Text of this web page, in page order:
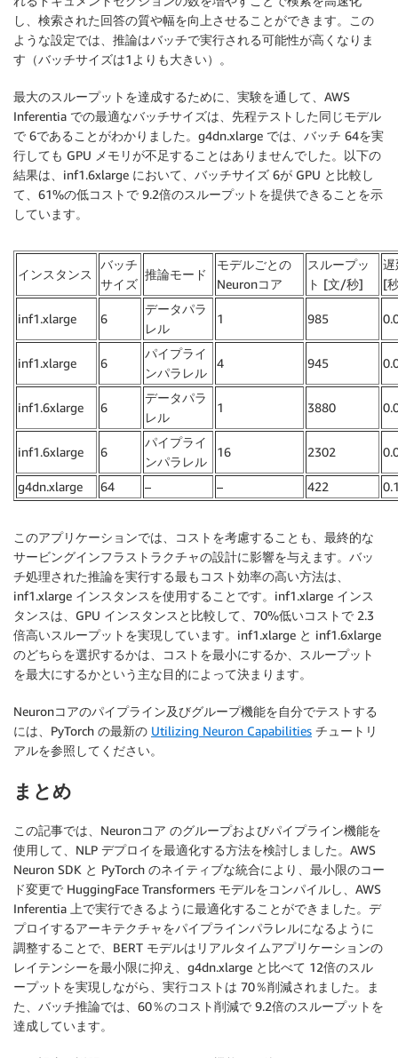
し、検索された回答の質や幅を向上させることができます。この
ような設定では、推論はバッチで実行される可能性が高くなりま
す（バッチサイズは1よりも大きい）。
最大のスループットを達成するために、実験を通して、AWS
Inferentia での最適なバッチサイズは、先程テストした同じモデル
で 6であることがわかりました。g4dn.xlarge では、バッチ 64を実
行しても GPU メモリが不足することはありませんでした。以下の
結果は、inf1.6xlarge において、バッチサイズ 6が GPU と比較し
て、61%の低コストで 9.2倍のスループットを提供できることを示
しています。
インスタンス
バッチ
サイズ
推論モード
モデルごとの
Neuronコア
スループッ
ト [文/秒]
遅
[
inf1.xlarge 6
データパラ
レル
1 985
inf1.xlarge 6
パイプライ
ンパラレル
4 945
inf1.6xlarge 6
データパラ
レル
1 3880
inf1.6xlarge 6
パイプライ
ンパラレル
16 2302
g4dn.xlarge 64 – – 422
このアプリケーションでは、コストを考慮することも、最終的な
サービングインフラストラクチャの設計に影響を与えます。バッ
チ処理された推論を実行する最もコスト効率の高い方法は、
inf1.xlarge インスタンスを使用することです。inf1.xlarge インス
タンスは、GPU インスタンスと比較して、70%低いコストで 2.3
倍高いスループットを実現しています。inf1.xlarge と inf1.6xlarge
のどちらを選択するかは、コストを最小にするか、スループット
を最大にするかという主な目的によって決まります。
Neuronコアのパイプライン及びグループ機能を自分でテストする
には、PyTorch の最新の Utilizing Neuron Capabilities チュートリ
アルを参照してください。
まとめ
この記事では、Neuronコア のグループおよびパイプライン機能を
使用して、NLP デプロイを最適化する方法を検討しました。AWS
Neuron SDK と PyTorch のネイティブな統合により、最小限のコー
ド変更で HuggingFace Transformers モデルをコンパイルし、AWS
Inferentia 上で実行できるように最適化することができました。デ
プロイするアーキテクチャをパイプラインパラレルになるように
調整することで、BERT モデルはリアルタイムアプリケーションの
レイテンシーを最小限に抑え、g4dn.xlarge と比べて 12倍のスル
ープットを実現しながら、実行コストは 70％削減されました。ま
た、バッチ推論では、60％のコスト削減で 9.2倍のスループットを
達成しています。